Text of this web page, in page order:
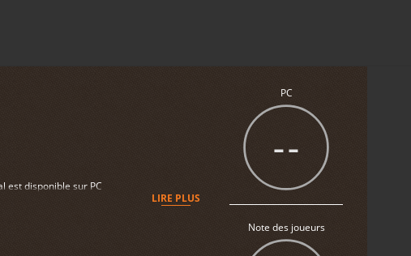
est disponible sur PC
LIRE PLUS
PC
--
Note des joueurs